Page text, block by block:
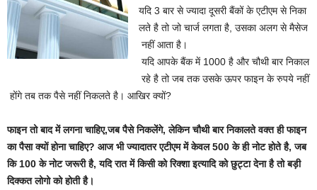
यदि 3 बार से ज्यादा दूसरी बैंकों के एटीएम से निका
लते है तो जो चार्ज लगता है, उसका अलग से मैसेज
नहीं आता है।
यदि आपके बैंक में 1000 है और चौथी बार निकाल
रहे है तो जब तक उसके ऊपर फाइन के रुपये नहीं
होंगे तब तक पैसे नहीं निकलते है। आखिर क्यों?
फाइन तो बाद में लगना चाहिए,जब पैसे निकलेंगे, लेकिन चौथी बार निकालते वक्त ही फाइन
का पैसा क्यों होना चाहिए? आज भी ज्यादातर एटीएम में केवल 500 के ही नोट होते है, जब
कि 100 के नोट जरूरी है, यदि रात में किसी को रिक्शा इत्यादि को छुट्टा देना है तो बड़ी
दिक्कत लोगो को होती है।